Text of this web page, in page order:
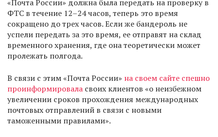
«Почта России» должна была передать на проверку в
ФТС в течение 12–24 часов, теперь это время
сокращено до трех часов. Если же бандероль не
успели передать за это время, ее отправят на склад
временного хранения, где она теоретически может
пролежать полгода.
В связи с этим «Почта России» на своем сайте спешно
проинформировала своих клиентов «о неизбежном
увеличении сроков прохождения международных
почтовых отправлений в связи с новыми
таможенными правилами».